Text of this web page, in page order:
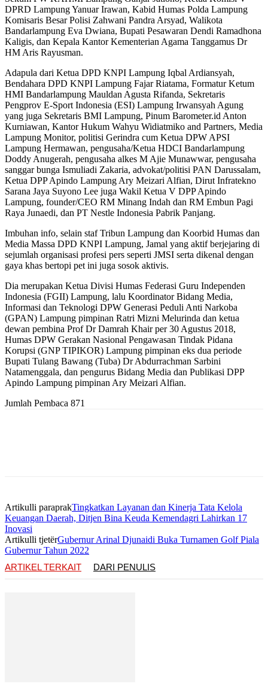
DPRD Lampung Yanuar Irawan, Kabid Humas Polda Lampung
Komisaris Besar Polisi Zahwani Pandra Arsyad, Walikota
Bandarlampung Eva Dwiana, Bupati Pesawaran Dendi Ramadhona
Kaligis, dan Kepala Kantor Kementerian Agama Tanggamus Dr
HM Aris Rayusman.
Adapula dari Ketua DPD KNPI Lampung Iqbal Ardiansyah,
Bendahara DPD KNPI Lampung Fajar Riatama, Formatur Ketum
HMI Bandarlampung Mauldan Agusta Rifanda, Sekretaris
Pengprov E-Sport Indonesia (ESI) Lampung Irwansyah Agung
yang juga Sekretaris BMI Lampung, Pinum Barometer.id Anton
Kurniawan, Kantor Hukum Wahyu Widiatmiko and Partners, Media
Lampung Monitor, politisi Gerindra cum Ketua DPW APSI
Lampung Hermawan, pengusaha/Ketua HDCI Bandarlampung
Doddy Anugerah, pengusaha alkes M Ajie Munawwar, pengusaha
sanggar bunga Ismuliadi Zakaria, advokat/politisi PAN Darussalam,
Ketua DPP Apindo Lampung Ary Meizari Alfian, Dirut Infratekno
Sarana Jaya Suyono Lee juga Wakil Ketua V DPP Apindo
Lampung, founder/CEO RM Minang Indah dan RM Embun Pagi
Raya Junaedi, dan PT Nestle Indonesia Pabrik Panjang.
Imbuhan info, selain staf Tribun Lampung dan Koorbid Humas dan
Media Massa DPD KNPI Lampung, Jamal yang aktif berjejaring di
sejumlah organisasi profesi pers seperti JMSI serta dikenal dengan
gaya khas bertopi pet ini juga sosok aktivis.
Dia merupakan Ketua Divisi Humas Federasi Guru Independen
Indonesia (FGII) Lampung, lalu Koordinator Bidang Media,
Informasi dan Teknologi DPW Generasi Peduli Anti Narkoba
(GPAN) Lampung pimpinan Ratri Mizni Melurinda dan ketua
dewan pembina Prof Dr Damrah Khair per 30 Agustus 2018,
Humas DPW Gerakan Nasional Pengawasan Tindak Pidana
Korupsi (GNP TIPIKOR) Lampung pimpinan eks dua periode
Bupati Tulang Bawang (Tuba) Dr Abdurrachman Sarbini
Natamenggala, dan pengurus Bidang Media dan Publikasi DPP
Apindo Lampung pimpinan Ary Meizari Alfian.
Jumlah Pembaca 871
Artikulli paraprakTingkatkan Layanan dan Kinerja Tata Kelola
Keuangan Daerah, Ditjen Bina Keuda Kemendagri Lahirkan 17
Inovasi
Artikulli tjetërGubernur Arinal Djunaidi Buka Turnamen Golf Piala
Gubernur Tahun 2022
ARTIKEL TERKAIT
DARI PENULIS